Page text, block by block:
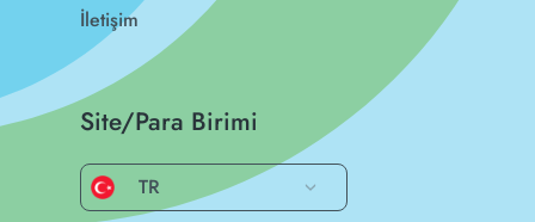
İletişim
Site/Para Birimi
TR